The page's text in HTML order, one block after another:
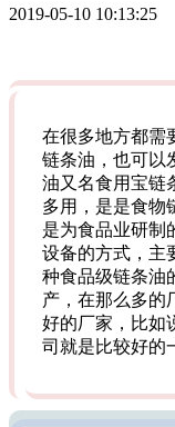
2019-05-10 10:13:25
在很多地方都需
链条油，也可以
油又名食用宝链
多用，是是食物
是为食品业研制
设备的方式，主
种食品级链条油
产，在那么多的
好的厂家，比如
司就是比较好的